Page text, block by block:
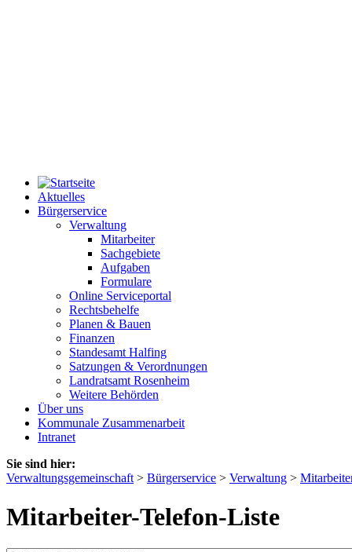
Aktuelles
Bürgerservice
Verwaltung
Mitarbeiter
Sachgebiete
Aufgaben
Formulare
Online Serviceportal
Rechtsbehelfe
Planen & Bauen
Finanzen
Standesamt Halfing
Satzungen & Verordnungen
Landratsamt Rosenheim
Weitere Behörden
Über uns
Kommunale Zusammenarbeit
Intranet
Sie sind hier:
Verwaltungsgemeinschaft > Bürgerservice > Verwaltung >
Mitarbeiter-Telefon-Liste